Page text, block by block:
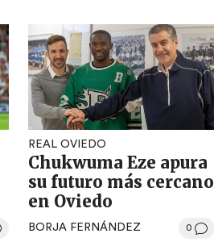
REAL OVIEDO
Chukwuma Eze apura
su futuro más cercano
en Oviedo
BORJA FERNÁNDEZ 0